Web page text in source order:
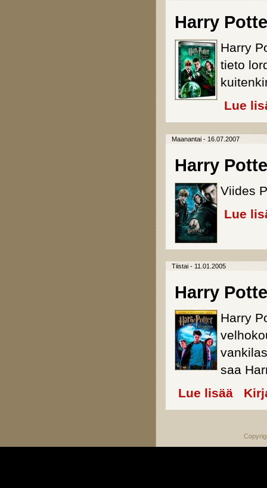
Harry
Harry
tieto
Lue
Maanantai - 16.07.2007
Harry
Viides
Lue
Tiistai - 11.01.2005
Harry
Harry
saa
Lue lisää about